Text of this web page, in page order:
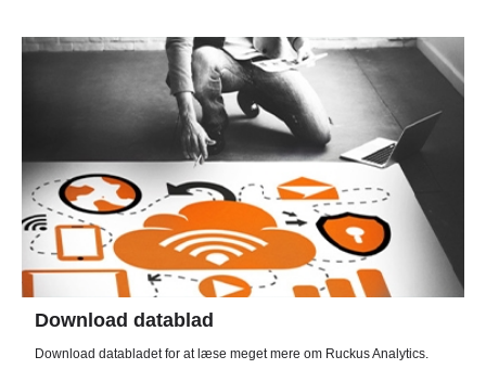
Download datablad
Download databladet for at læse meget mere om Ruckus Analytics.